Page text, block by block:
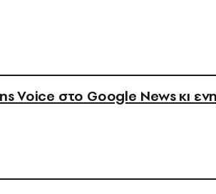
Voice στο Google News κι